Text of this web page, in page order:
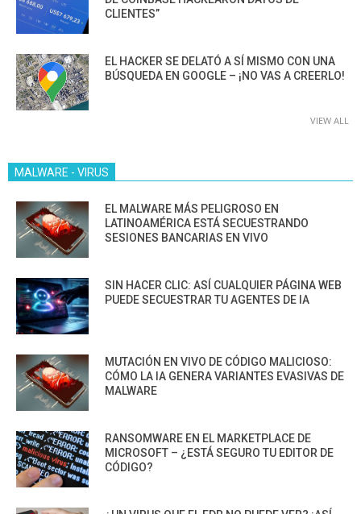
CLIENTES”
EL HACKER SE DELATÓ A SÍ MISMO CON UNA
BÚSQUEDA EN GOOGLE – ¡NO VAS A CREERLO!
VIEW ALL
MALWARE - VIRUS
EL MALWARE MÁS PELIGROSO EN
LATINOAMÉRICA ESTÁ SECUESTRANDO
SESIONES BANCARIAS EN VIVO
SIN HACER CLIC: ASÍ CUALQUIER PÁGINA WEB
PUEDE SECUESTRAR TU AGENTES DE IA
MUTACIÓN EN VIVO DE CÓDIGO MALICIOSO:
CÓMO LA IA GENERA VARIANTES EVASIVAS DE
MALWARE
RANSOMWARE EN EL MARKETPLACE DE
MICROSOFT – ¿ESTÁ SEGURO TU EDITOR DE
CÓDIGO?